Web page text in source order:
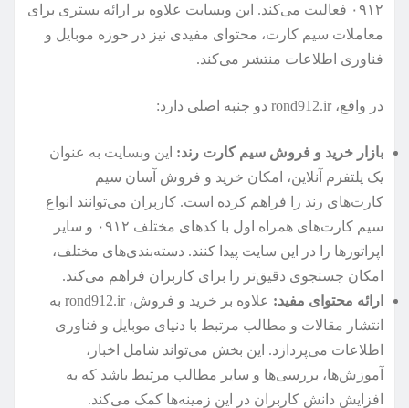
۰۹۱۲ فعالیت می‌کند. این وبسایت علاوه بر ارائه بستری برای
معاملات سیم کارت، محتوای مفیدی نیز در حوزه موبایل و
فناوری اطلاعات منتشر می‌کند.
در واقع، rond912.ir دو جنبه اصلی دارد:
بازار خرید و فروش سیم کارت رند: این وبسایت به عنوان
یک پلتفرم آنلاین، امکان خرید و فروش آسان سیم
کارت‌های رند را فراهم کرده است. کاربران می‌توانند انواع
سیم کارت‌های همراه اول با کدهای مختلف ۰۹۱۲ و سایر
اپراتورها را در این سایت پیدا کنند. دسته‌بندی‌های مختلف،
امکان جستجوی دقیق‌تر را برای کاربران فراهم می‌کند.
ارائه محتوای مفید:
علاوه بر خرید و فروش، rond912.ir به
انتشار مقالات و مطالب مرتبط با دنیای موبایل و فناوری
اطلاعات می‌پردازد. این بخش می‌تواند شامل اخبار،
آموزش‌ها، بررسی‌ها و سایر مطالب مرتبط باشد که به
افزایش دانش کاربران در این زمینه‌ها کمک می‌کند.